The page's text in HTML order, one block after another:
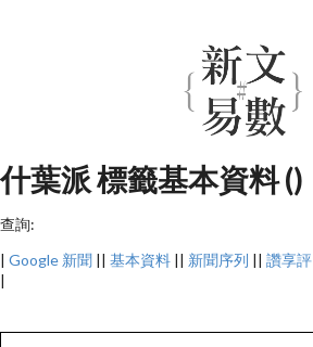
什葉派 標籤基本資料 ()
查詢:
| Google 新聞 || 基本資料 || 新聞序列 || 讚享評
|